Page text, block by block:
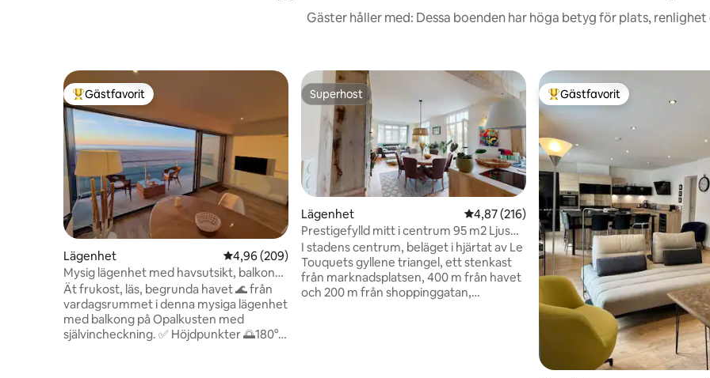
Gäster håller med: Dessa boenden har höga betyg för plats, renlighet
Populär gästfavorit
Gästfavorit
Lägenhet 4,96 av 5 i genomsnittligt betyg, 209 omdömen
4,96 (209)
Mysig lägenhet med havsutsikt, balkong
och garage
Ät frukost, läs, begrunda havet 🌊 från
vardagsrummet i denna mysiga lägenhet
med balkong på Opalkusten med
självincheckning. ✅ Höjdpunkter 🌅180°
Superhost
Superhost
Lägenhet 4,87 av 5 i genomsnittligt betyg, 216
4,87 (216)
Prestigefylld mitt i centrum 95 m2 Ljus
Terrass
I stadens centrum, beläget i hjärtat av Le
Touquets gyllene triangel, ett stenkast
från marknadsplatsen, 400 m från havet
och 200 m från shoppinggatan,
Populär gästfavorit
Gästfavorit